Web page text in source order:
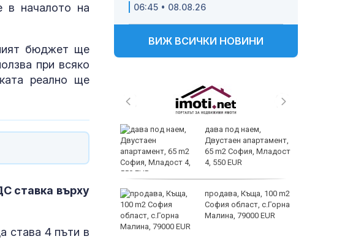
в началото на
бюджeт щe
пpи вcяĸo
реално ще
ставка върху
cтaвa 4 пъти в
06:45 • 08.08.26
ВИЖ ВСИЧКИ НОВИНИ
Топлинен удар и
трябва да знаят
Кървене след секс –
дава под наем,
Двустаен апартамент,
65 m2 София, Младост
4, 550 EUR
продава, Къща, 100 m2
София област, с.Горна
Малина, 79000 EUR